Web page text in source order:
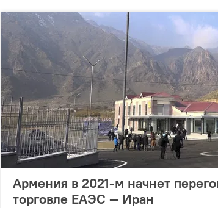
Армения в 2021-м начнет
торговле ЕАЭС — Иран